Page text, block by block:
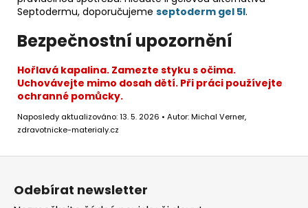
Septodermu, doporučujeme septoderm gel 5l.
Bezpečnostní upozornění
Hořlavá kapalina. Zamezte styku s očima.
Uchovávejte mimo dosah dětí. Při práci používejte
ochranné pomůcky.
Naposledy aktualizováno: 13. 5. 2026 • Autor: Michal Verner,
zdravotnicke-materialy.cz
Z
Odebírat newsletter